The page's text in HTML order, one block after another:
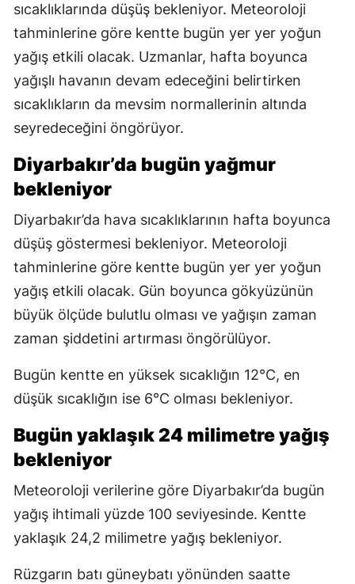
sıcaklıklarında düşüş bekleniyor. Meteoroloji
tahminlerine göre kentte bugün yer yer yoğun
yağış etkili olacak. Uzmanlar, hafta boyunca
yağışlı havanın devam edeceğini belirtirken
sıcaklıkların da mevsim normallerinin altında
seyredeceğini öngörüyor.
Diyarbakır’da bugün yağmur
bekleniyor
Diyarbakır’da hava sıcaklıklarının hafta boyunca
düşüş göstermesi bekleniyor. Meteoroloji
tahminlerine göre kentte bugün yer yer yoğun
yağış etkili olacak. Gün boyunca gökyüzünün
büyük ölçüde bulutlu olması ve yağışın zaman
zaman şiddetini artırması öngörülüyor.
Bugün kentte en yüksek sıcaklığın 12°C, en
düşük sıcaklığın ise 6°C olması bekleniyor.
Bugün yaklaşık 24 milimetre yağış
bekleniyor
Meteoroloji verilerine göre Diyarbakır’da bugün
yağış ihtimali yüzde 100 seviyesinde. Kentte
yaklaşık 24,2 milimetre yağış bekleniyor.
Rüzgarın batı güneybatı yönünden saatte